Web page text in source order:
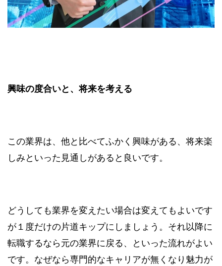
興味の度合いと、将来を考える
この業界は、他と比べてふかく興味がある、将来楽
しみといった見通しがあると良いです。
どうしても業界を変えたい場合は変えてもよいです
が１度だけの片道キップにしましょう。それ以降に
転職するなら元の業界に戻る、といった流れがよい
です。なぜなら専門的なキャリアが無くなり魅力が